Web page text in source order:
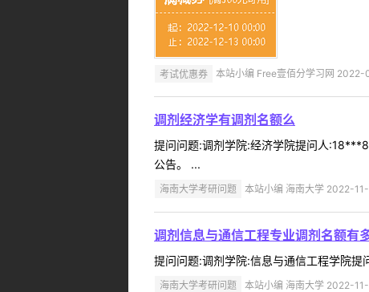
考试优惠券 本站小编 Free壹佰分学习网
调剂经济学有调剂名额么
提问问题:调剂学院:经济学院提问人
公告。 ...
海南大学考研问题 本站小编 海南大学 2022-
调剂信息与通信工程专业调剂名额有
提问问题:调剂学院:信息与通信工程学院
海南大学考研问题 本站小编 海南大学 2022-